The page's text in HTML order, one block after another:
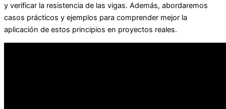
y verificar la resistencia de las vigas. Además, abordaremos
casos prácticos y ejemplos para comprender mejor la
aplicación de estos principios en proyectos reales.